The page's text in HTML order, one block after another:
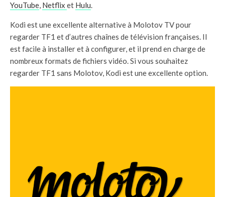
YouTube, Netflix et Hulu.
Kodi est une excellente alternative à Molotov TV pour
regarder TF1 et d’autres chaînes de télévision françaises. Il
est facile à installer et à configurer, et il prend en charge de
nombreux formats de fichiers vidéo. Si vous souhaitez
regarder TF1 sans Molotov, Kodi est une excellente option.